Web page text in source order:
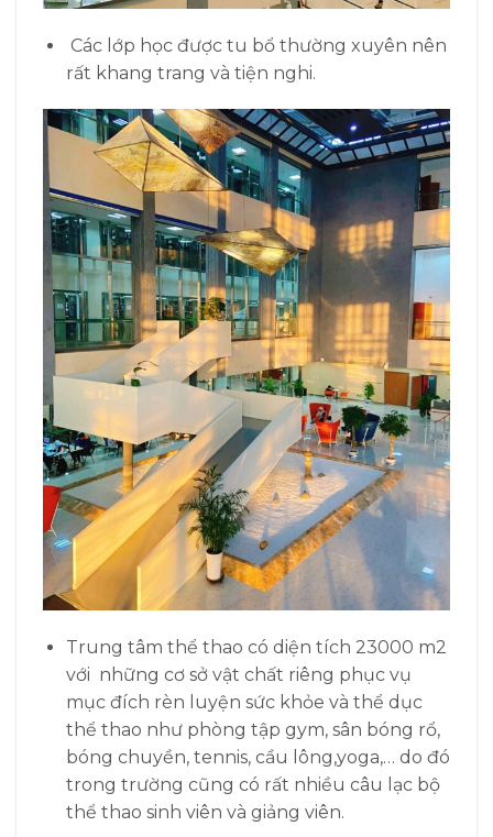
Các lớp học được tu bổ thường xuyên nên
rất khang trang và tiện nghi.
Trung tâm thể thao có diện tích 23000 m2
với những cơ sở vật chất riêng phục vụ
mục đích rèn luyện sức khỏe và thể dục
thể thao như phòng tập gym, sân bóng rổ,
bóng chuyền, tennis, cầu lông,yoga,… do đó
trong trường cũng có rất nhiều câu lạc bộ
thể thao sinh viên và giảng viên.